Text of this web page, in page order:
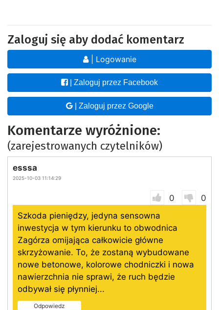
Zaloguj się aby dodać komentarz
| Logowanie
| Zaloguj przez Facebook
| Zaloguj przez Google
Komentarze wyróżnione:
(zarejestrowanych czytelników)
esssa
2025-10-03 11:14:29
0
0
Szkoda pieniędzy, jedyna sensowna
inwestycja w tym kierunku to obwodnica
Zagórza omijająca całkowicie główne
skrzyżowanie. To, że zostaną wybudowane
nowe betonowe, kolorowe chodniczki i nowa
nawierzchnia nie sprawi, że ruch będzie
odbywał się płynniej...
Odpowiedz